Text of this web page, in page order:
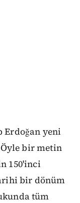
Erdoğan yeni
bir metin
150'inci
bir dönüm
tüm